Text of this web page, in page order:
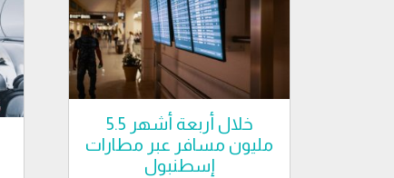
خلال أربعة أشهر 5.5
مليون مسافر عبر مطارات
إسطنبول